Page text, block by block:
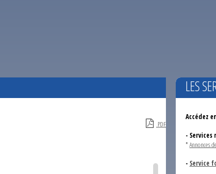
PDF
LES
Accédez
- Services
*Annonces
- Service